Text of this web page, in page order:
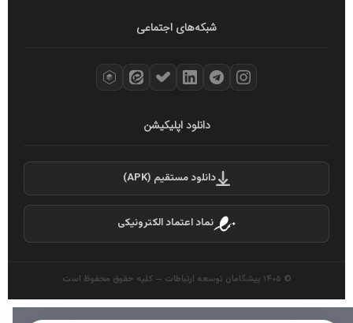
شبکه‌های اجتماعی
دانلود اپلیکیشن
دانلود مستقیم (APK)
نماد اعتماد الکترونیکی
© ۱۴۰۵ پیشگامان توسعه ارتباطات — کلیه حقوق محفوظ است